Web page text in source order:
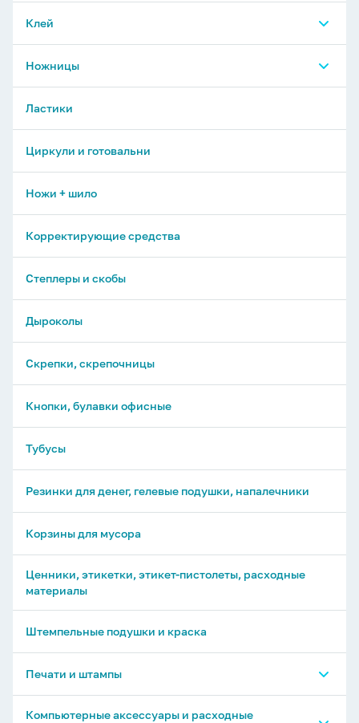
Транспортиры
Палетки, рейхсшины, спирографы, указки
Угольники
Линейки
Клей
Клей специальный
Клей канцелярский
Ножницы
Ножницы универсальные
Ластики
Циркули и готовальни
Ножи + шило
Корректирующие средства
Степлеры и скобы
Дыроколы
Скрепки, скрепочницы
Кнопки, булавки офисные
Тубусы
Резинки для денег, гелевые подушки, напалечники
Корзины для мусора
Ценники, этикетки, этикет-пистолеты, расходные
материалы
Штемпельные подушки и краска
Печати и штампы
Печати и штампы GRM
Компьютерные аксессуары и расходные